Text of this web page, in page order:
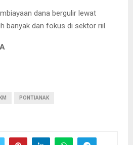
dana bergulir lewat
banyak dan fokus di sektor riil.
PONTIANAK